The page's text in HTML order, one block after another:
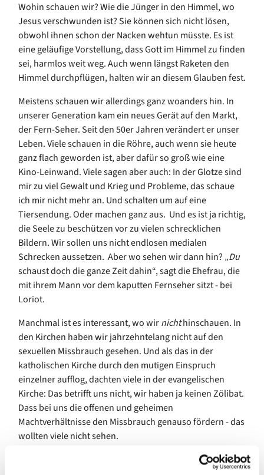
Wohin schauen wir? Wie die Jünger in den Himmel, wo
Jesus verschwunden ist? Sie können sich nicht lösen,
obwohl ihnen schon der Nacken wehtun müsste. Es ist
eine geläufige Vorstellung, dass Gott im Himmel zu finden
sei, harmlos weit weg. Auch wenn längst Raketen den
Himmel durchpflügen, halten wir an diesem Glauben fest.
Meistens schauen wir allerdings ganz woanders hin. In
unserer Generation kam ein neues Gerät auf den Markt,
der Fern-Seher. Seit den 50er Jahren verändert er unser
Leben. Viele schauen in die Röhre, auch wenn sie heute
ganz flach geworden ist, aber dafür so groß wie eine
Kino-Leinwand. Viele sagen aber auch: In der Glotze sind
mir zu viel Gewalt und Krieg und Probleme, das schaue
ich mir nicht mehr an. Und schalten um auf eine
Tiersendung. Oder machen ganz aus. Und es ist ja richtig,
die Seele zu beschützen vor zu vielen schrecklichen
Bildern. Wir sollen uns nicht endlosen medialen
Schrecken aussetzen. Aber wo sehen wir dann hin? „Du
schaust doch die ganze Zeit dahin“, sagt die Ehefrau, die
mit ihrem Mann vor dem kaputten Fernseher sitzt - bei
Loriot.
Manchmal ist es interessant, wo wirnichthinschauen. In
den Kirchen haben wir jahrzehntelang nicht auf den
sexuellen Missbrauch gesehen. Und als das in der
katholischen Kirche durch den mutigen Einspruch
einzelner aufflog, dachten viele in der evangelischen
Kirche: Das betrifft uns nicht, wir haben ja keinen Zölibat.
Dass bei uns die offenen und geheimen
Machtverhältnisse den Missbrauch genauso fördern - das
wollten viele nicht sehen.
Wie steht es um das Hinschauen im privaten Bereich? Es